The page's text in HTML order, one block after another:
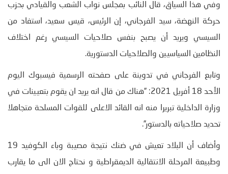
وفي هذا السياق، قال النائب بمجلس نواب الشعب والقيادي بحزب
حركة النهضة، سيد الفرجاني، إن الرئيس، قيس سعيد، استفاد من
السيسي ويريد أن يصبح بنفس صلاحيات السيسي رغم اختلاف
النظامين السياسيين والصلاحيات الدستورية.
وتابع الفرجاني في تدوينة على صفحته الرسمية فيسبوك اليوم
الأحد 18 أفريل 2021: ”هناك من قال انه يريد ان يقوم بتعيينات في
وزارة الداخلية تبريرا منه انه القائد الاعلى للقوات المسلحة متجاهلا
تحديد صلاحياته بالدستور”.
وأضاف أن البلاد تعيش في ضنك نتيجة مصيبة وباء الكوفيد 19
وطبيعة المرحلة الانتقالية الديمقراطية و نحتاج الان الى ما يقارب